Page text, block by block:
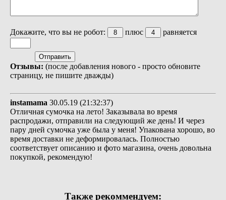
Докажите, что вы не робот: плюс равняется
Отзывы: (после добавления нового - просто обновите
страницу, не пишите дважды)
instamama 30.05.19 (21:32:37)
Отличная сумочка на лето! Заказывала во время
распродажи, отправили на следующий же день! И через
пару дней сумочка уже была у меня! Упакована хорошо, во
время доставки не деформировалась. Полностью
соответствует описанию и фото магазина, очень довольна
покупкой, рекомендую!
Также рекоммендуем: